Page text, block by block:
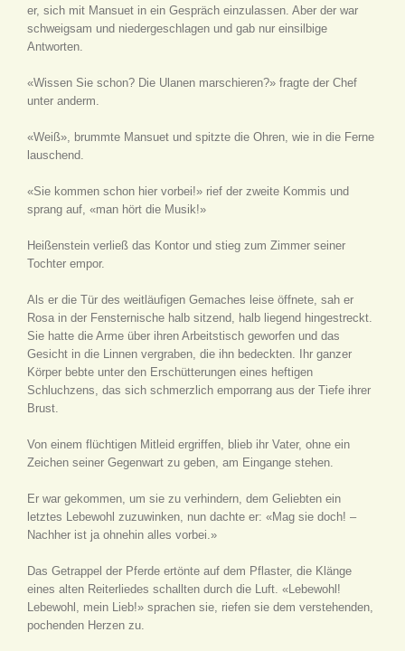
er, sich mit Mansuet in ein Gespräch einzulassen. Aber der war
schweigsam und niedergeschlagen und gab nur einsilbige
Antworten.
«Wissen Sie schon? Die Ulanen marschieren?» fragte der Chef
unter anderm.
«Weiß», brummte Mansuet und spitzte die Ohren, wie in die Ferne
lauschend.
«Sie kommen schon hier vorbei!» rief der zweite Kommis und
sprang auf, «man hört die Musik!»
Heißenstein verließ das Kontor und stieg zum Zimmer seiner
Tochter empor.
Als er die Tür des weitläufigen Gemaches leise öffnete, sah er
Rosa in der Fensternische halb sitzend, halb liegend hingestreckt.
Sie hatte die Arme über ihren Arbeitstisch geworfen und das
Gesicht in die Linnen vergraben, die ihn bedeckten. Ihr ganzer
Körper bebte unter den Erschütterungen eines heftigen
Schluchzens, das sich schmerzlich emporrang aus der Tiefe ihrer
Brust.
Von einem flüchtigen Mitleid ergriffen, blieb ihr Vater, ohne ein
Zeichen seiner Gegenwart zu geben, am Eingange stehen.
Er war gekommen, um sie zu verhindern, dem Geliebten ein
letztes Lebewohl zuzuwinken, nun dachte er: «Mag sie doch! –
Nachher ist ja ohnehin alles vorbei.»
Das Getrappel der Pferde ertönte auf dem Pflaster, die Klänge
eines alten Reiterliedes schallten durch die Luft. «Lebewohl!
Lebewohl, mein Lieb!» sprachen sie, riefen sie dem verstehenden,
pochenden Herzen zu.